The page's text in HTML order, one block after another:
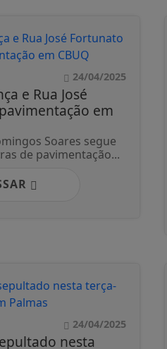
24/04/2025
e Rua José
em
Soares segue
de pavimentação...
24/04/2025
nesta